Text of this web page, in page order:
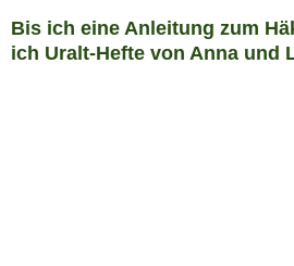
Bis ich eine Anleitung zum
ich Uralt-Hefte von Anna und